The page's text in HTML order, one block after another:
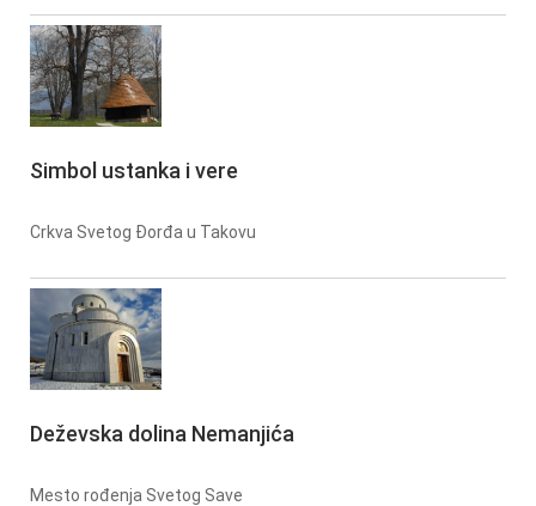
Simbol ustanka i vere
Crkva Svetog Đorđa u Takovu
Deževska dolina Nemanjića
Mesto rođenja Svetog Save